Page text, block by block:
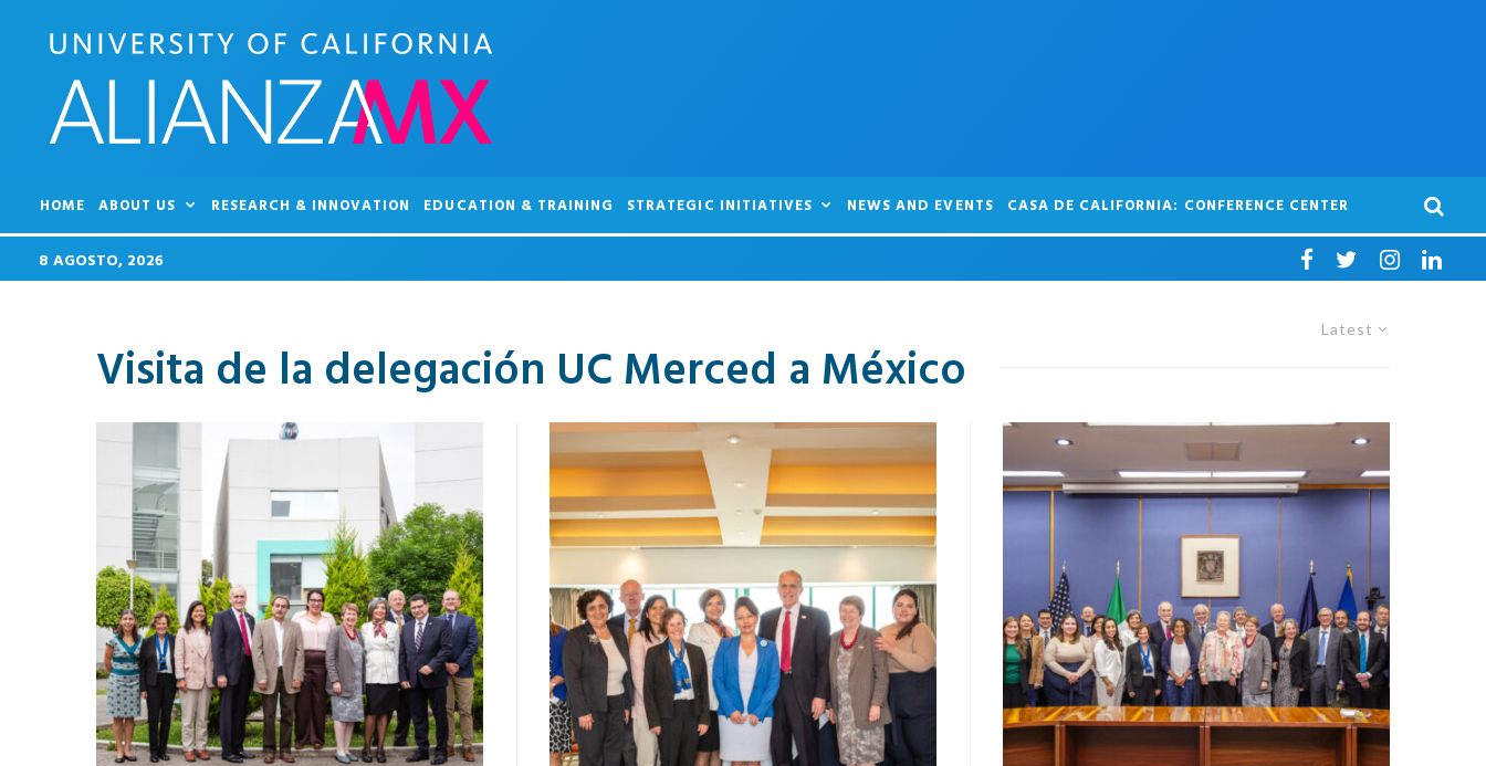
HOME ABOUT US RESEARCH & INNOVATION EDUCATION & TRAINING STRATEGIC INITIATIVES NEWS AND EVENTS CASA DE CALIFORNIA: CONFERENCE CENTER
8 AGOSTO, 2026
Latest
Visita de la delegación UC Merced a México